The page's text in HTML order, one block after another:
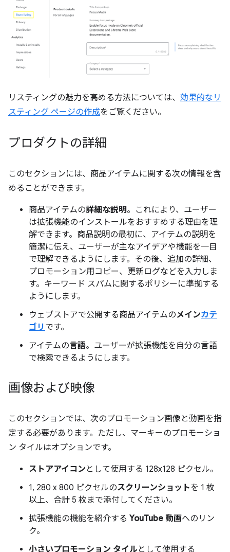
リスティングの魅力を高める方法については、 効果的なリ
スティング ページの作成をご覧ください。
プロダクトの詳細
このセクションには、商品アイテムに関する次の情報を含
めることができます。
商品アイテムの詳細な説明。これにより、ユーザー
は拡張機能のインストールをおすすめする理由を理
解できます。商品説明の最初に、アイテムの説明を
簡潔に伝え、ユーザーが主なアイデアや機能を一目
で理解できるようにします。その後、追加の詳細、
プロモーション用コピー、更新ログなどを入力しま
す。キーワード スパムに関するポリシーに準拠する
ようにします。
ウェブストアで公開する商品アイテムのメインカテ
ゴリ です。
アイテムの言語。ユーザーが拡張機能を自分の言語
で検索できるようにします。
画像および映像
このセクションでは、次のプロモーション画像と動画を指
定する必要があります。ただし、マーキーのプロモーショ
ン タイルはオプションです。
ストアアイコン として使用する 128x128 ピクセル。
1, 280 x 800 ピクセルのスクリーンショットを 1 枚
以上、合計 5 枚まで添付してください。
拡張機能の機能を紹介する YouTube 動画へのリン
ク。
小さいプロモーション タイル として使用する